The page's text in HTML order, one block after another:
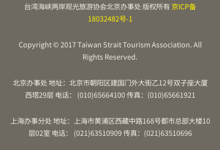
台湾海峡两岸观光旅游协会北京办事处 版权所有京ICP备
18032482号-1
Copyright © 2017 Taiwan Strait Tourism Association. All
Rights Reserved.
北京办事处 地址：北京市朝阳区建国门外大街乙12号双子座大厦
西塔29层 电话： (010)65664100 传真：(010)65661921
上海办事分处 地址：上海市黄浦区西藏中路168号都市总部大楼10
层02室 电话： (021)63510909 传真：(021)63510696